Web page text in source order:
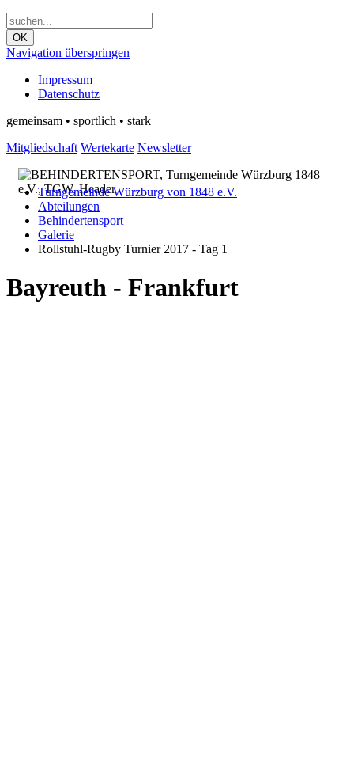
OK
Navigation überspringen
Impressum
Datenschutz
gemeinsam • sportlich • stark
Mitgliedschaft Wertekarte Newsletter
Turngemeinde Würzburg von 1848 e.V.
Abteilungen
Behindertensport
Galerie
Rollstuhl-Rugby Turnier 2017 - Tag 1
Bayreuth - Frankfurt